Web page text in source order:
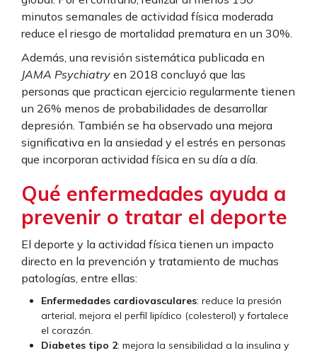
minutos semanales de actividad física moderada
reduce el riesgo de mortalidad prematura en un 30%.
Además, una revisión sistemática publicada en
JAMA Psychiatry en 2018 concluyó que las
personas que practican ejercicio regularmente tienen
un 26% menos de probabilidades de desarrollar
depresión. También se ha observado una mejora
significativa en la ansiedad y el estrés en personas
que incorporan actividad física en su día a día.
Qué enfermedades ayuda a
prevenir o tratar el deporte
El deporte y la actividad física tienen un impacto
directo en la prevención y tratamiento de muchas
patologías, entre ellas:
Enfermedades cardiovasculares: reduce la presión
arterial, mejora el perfil lipídico (colesterol) y fortalece
el corazón.
Diabetes tipo 2: mejora la sensibilidad a la insulina y